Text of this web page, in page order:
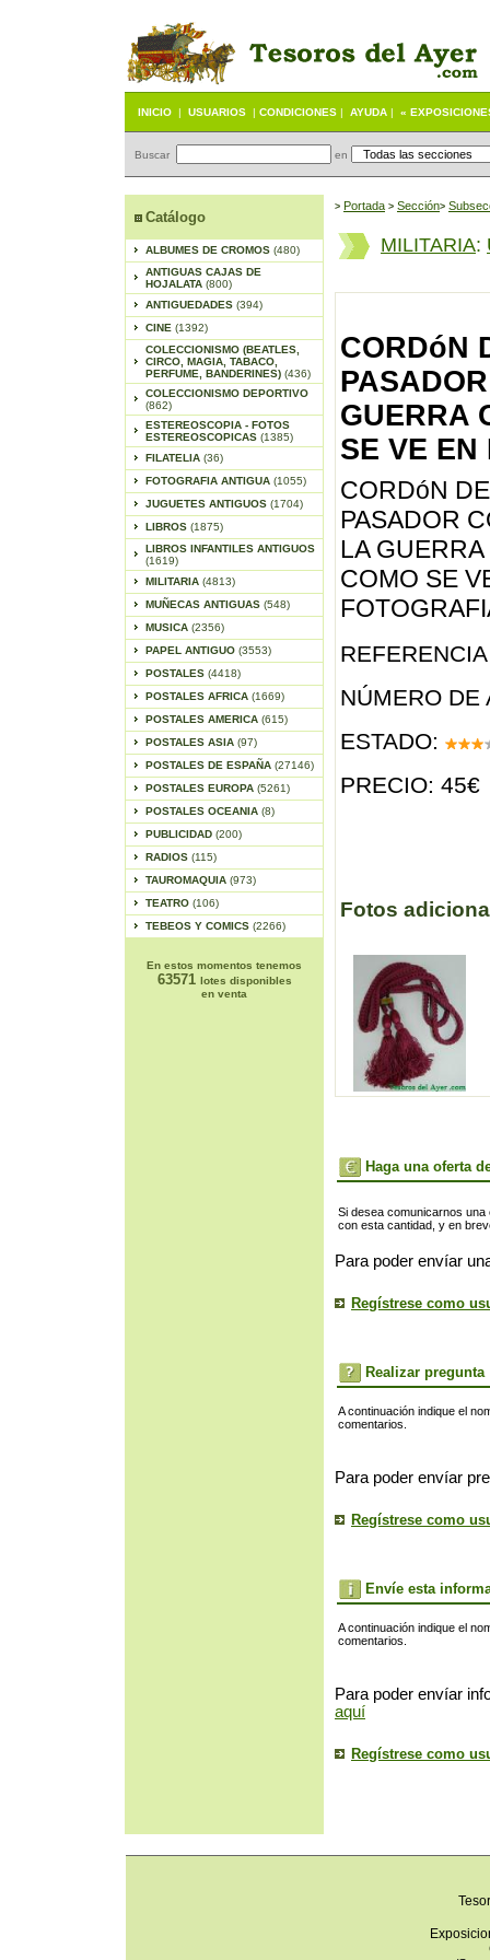
INICIO | USUARIOS | CONDICIONES | AYUDA | «
Buscar en
Catálogo
ALBUMES DE CROMOS (480)
ANTIGUAS CAJAS DE
HOJALATA (800)
ANTIGUEDADES (394)
CINE (1392)
COLECCIONISMO (BEATLES,
CIRCO, MAGIA, TABACO,
PERFUME, BANDERINES) (436)
COLECCIONISMO DEPORTIVO
(862)
ESTEREOSCOPIA - FOTOS
ESTEREOSCOPICAS (1385)
FILATELIA (36)
FOTOGRAFIA ANTIGUA (1055)
JUGUETES ANTIGUOS (1704)
LIBROS (1875)
LIBROS INFANTILES ANTIGUOS
(1619)
MILITARIA (4813)
MUÑECAS ANTIGUAS (548)
MUSICA (2356)
PAPEL ANTIGUO (3553)
POSTALES (4418)
POSTALES AFRICA (1669)
POSTALES AMERICA (615)
POSTALES ASIA (97)
POSTALES DE ESPAÑA (27146)
POSTALES EUROPA (5261)
POSTALES OCEANIA (8)
PUBLICIDAD (200)
RADIOS (115)
TAUROMAQUIA (973)
TEATRO (106)
TEBEOS Y COMICS (2266)
En estos momentos tenemos
63571 lotes disponibles
en venta
> Portada > Sección>
MILITARIA:
CORDóN
GUERRA
SE VE
CORDóN
PASADOR
LA
COMO SE
NÚMERO DE
ESTADO:
PRECIO: 45€
Fotos
Haga una oferta
Si desea comunicarnos
con esta cantidad, y en
Para poder envíar
Regístrese como
Realizar pregunta
A continuación indique el
comentarios.
Para poder envíar
Regístrese como
Envíe esta
A continuación indique el
comentarios.
Para poder envíar
aquí
Regístrese como